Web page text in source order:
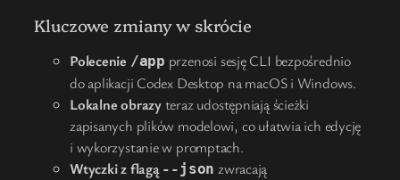
Kluczowe zmiany w skrócie
Polecenie /app przenosi sesję CLI bezpośrednio
do aplikacji Codex Desktop na macOS i Windows.
Lokalne obrazyteraz udostępniają ścieżki
zapisanych plików modelowi, co ułatwia ich edycję
i wykorzystanie w promptach.
Wtyczki z flagą --json zwracają